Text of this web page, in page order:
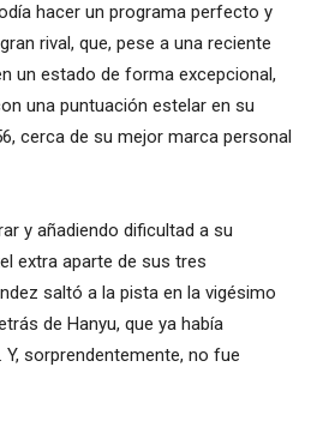
hacer un programa perfecto y
rival, que, pese a una reciente
un estado de forma excepcional,
una puntuación estelar en su
cerca de su mejor marca personal
y añadiendo dificultad a su
extra aparte de sus tres
saltó a la pista en la vigésimo
de Hanyu, que ya había
sorprendentemente, no fue